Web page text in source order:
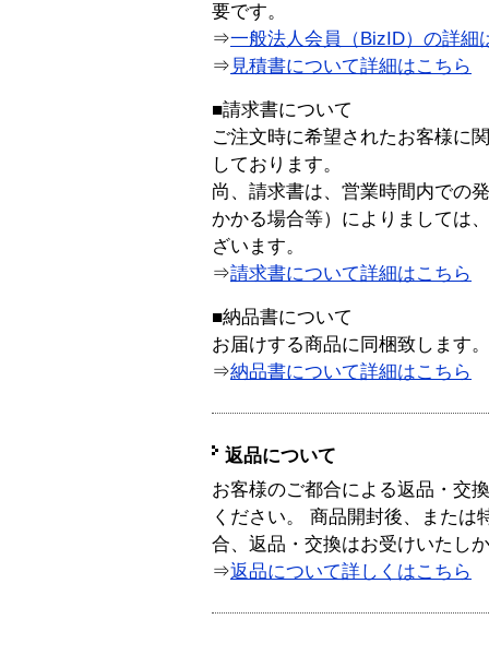
要です。
⇒一般法人会員（BizID）の詳細
⇒ 見積書について詳細はこちら
■請求書について
ご注文時に希望されたお客様に
しております。
尚、請求書は、営業時間内での
かかる場合等）によりましては
ざいます。
⇒請求書について詳細はこちら
■納品書について
お届けする商品に同梱致します。
⇒納品書について詳細はこちら
返品について
お客様のご都合による返品・交
ください。 商品開封後、または
合、返品・交換はお受けいたし
⇒返品について詳しくはこちら